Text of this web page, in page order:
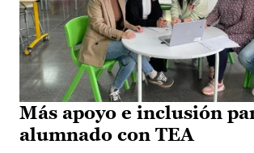
Más apoyo e inclusión
alumnado con TEA